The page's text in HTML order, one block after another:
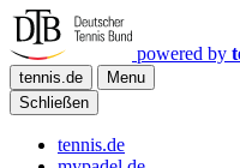
powered by
tennis.de
Menu
Schließen
tennis.de